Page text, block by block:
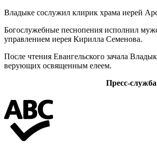
Владыке сослужил клирик храма иерей
Богослужебные песнопения исполнил
управлением иерея Кирилла Семенова.
После чтения Евангельского зачала
верующих освященным елеем.
Пресс-